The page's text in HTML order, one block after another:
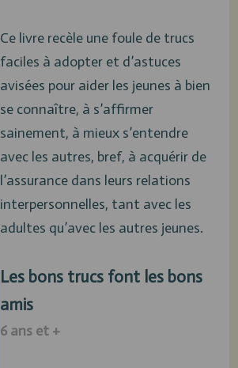
Ce livre recèle une foule de trucs
faciles à adopter et d’astuces
avisées pour aider les jeunes à bien
se connaître, à s’affirmer
sainement, à mieux s’entendre
avec les autres, bref, à acquérir de
l’assurance dans leurs relations
interpersonnelles, tant avec les
adultes qu’avec les autres jeunes.
Les bons trucs font les bons
amis
6 ans et +